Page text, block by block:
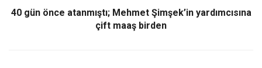
40 gün önce atanmıştı; Mehmet Şimşek’in yardımcısına
çift maaş birden